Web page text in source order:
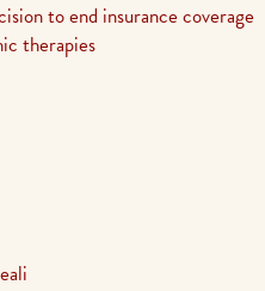
to end insurance coverage
therapies